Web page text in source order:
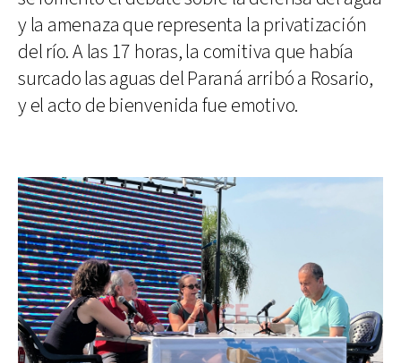
y la amenaza que representa la privatización
del río. A las 17 horas, la comitiva que había
surcado las aguas del Paraná arribó a Rosario,
y el acto de bienvenida fue emotivo.